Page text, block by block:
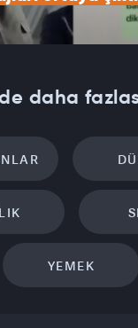
daha
YEMEK